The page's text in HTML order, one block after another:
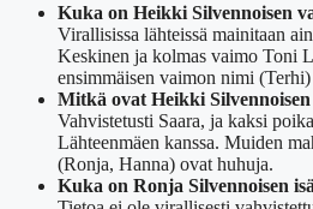
Kuka on Heikki Silvennoisen
Virallisissa lähteissä mainitaan
Keskinen ja kolmas vaimo Toni
ensimmäisen vaimon nimi
Mitkä ovat Heikki Silvennoisen
Vahvistetusti Saara, ja kaksi
Lähteenmäen kanssa. Muiden
(Ronja, Hanna) ovat huhuja.
Kuka on Ronja Silvennoisen